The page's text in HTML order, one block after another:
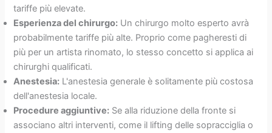
tariffe più elevate.
Esperienza del chirurgo: Un chirurgo molto esperto avrà
probabilmente tariffe più alte. Proprio come pagheresti di
più per un artista rinomato, lo stesso concetto si applica ai
chirurghi qualificati.
Anestesia: L'anestesia generale è solitamente più costosa
dell'anestesia locale.
Procedure aggiuntive: Se alla riduzione della fronte si
associano altri interventi, come il lifting delle sopracciglia o